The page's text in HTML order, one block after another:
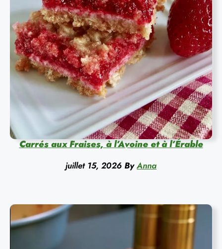
Carrés aux Fraises, à l’Avoine et à l’Érable
juillet 15, 2026 By Anna